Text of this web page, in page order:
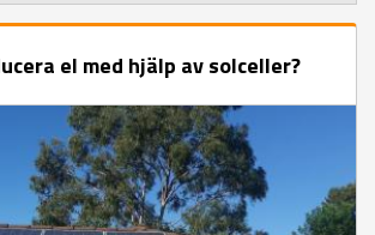
el med hjälp av solceller?